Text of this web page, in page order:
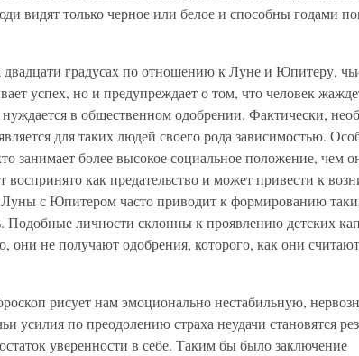
видят только черное или белое и способны годами
градусах по отношению к Луне и Юпитеру,
успех, но и предупреждает о том, что человек
нуждается в общественном одобрении. Фактически,
для таких людей своего рода зависимостью.
занимает более высокое социальное положение, чем
воспринято как предательство и может привести к
с Юпитером часто приводит к формированию
Подобные личности склонны к проявлению детских
они не получают одобрения, которого, как они
рисует нам эмоционально нестабильную,
усилия по преодолению страха неудачи становятся
уверенности в себе. Таким бы было заключение